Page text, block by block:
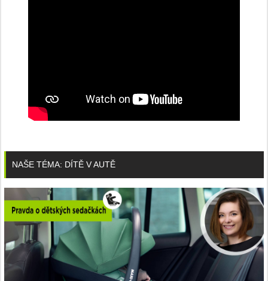
NAŠE TÉMA: DÍTĚ V AUTĚ